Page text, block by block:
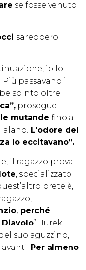
se fosse venuto
sarebbero
io lo
passavano i
spinto oltre.
prosegue
mutande fino a
alano. L'odore del
lo eccitavano”.
il ragazzo prova
, specializzato
prete è,
perché
”. Jurek
suo aguzzino,
Per almeno